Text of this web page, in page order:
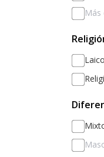
Más
Laico